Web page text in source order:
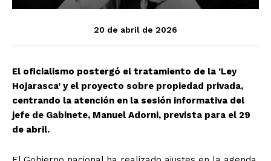
20 de abril de 2026
El oficialismo postergó el tratamiento de la ‘Ley
Hojarasca’ y el proyecto sobre propiedad privada,
centrando la atención en la sesión informativa del
jefe de Gabinete, Manuel Adorni, prevista para el 29
de abril.